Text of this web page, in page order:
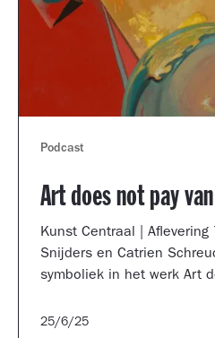
Podcast
Art does not pay
Kunst Centraal |
Snijders en Catrien
symboliek in het werk Art
25/6/25